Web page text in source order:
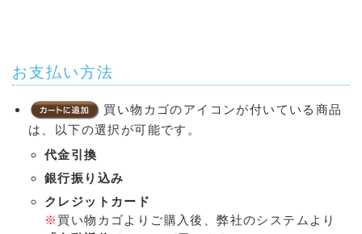
お支払い方法
買い物カゴのアイコンが付いている商品
は、以下の選択が可能です。
代金引換
銀行振り込み
クレジットカード
※ 買い物カゴよりご購入後、弊社のシステムより